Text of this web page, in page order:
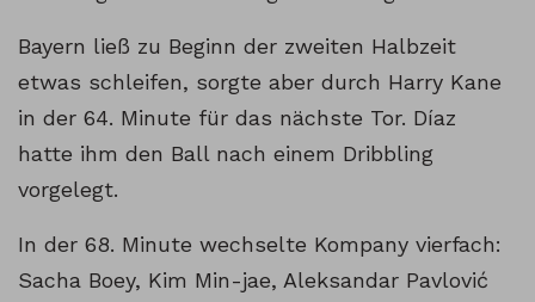
Bayern ließ zu Beginn der zweiten Halbzeit
etwas schleifen, sorgte aber durch Harry Kane
in der 64. Minute für das nächste Tor. Díaz
hatte ihm den Ball nach einem Dribbling
vorgelegt.
In der 68. Minute wechselte Kompany vierfach:
Sacha Boey, Kim Min-jae, Aleksandar Pavlović